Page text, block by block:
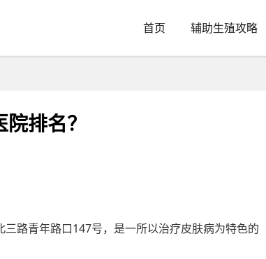
首页 辅助生殖攻略
排名？
路青年路口147号，是一所以治疗皮肤病为特色的